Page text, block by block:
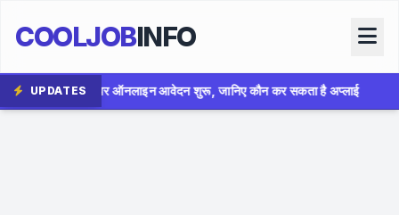
COOLJOBINFO
UPDATES
शुरू, जानिए कौन कर सकता है अप्लाई ✦ AIIMS Bhopal